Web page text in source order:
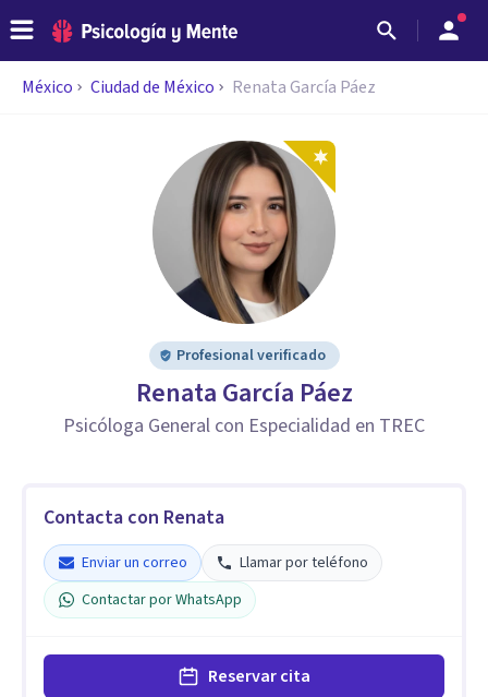
México Ciudad de México Renata García Páez
Profesional verificado
Renata García Páez
Psicóloga General con Especialidad en TREC
Contacta con Renata
Enviar un correo
Llamar por teléfono
Contactar por WhatsApp
Reservar cita